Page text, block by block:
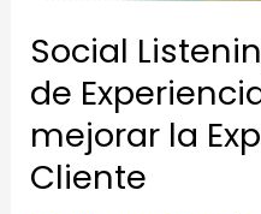
Social
de
mejorar la
Cliente
mejorar
Experiencia
del
Cliente